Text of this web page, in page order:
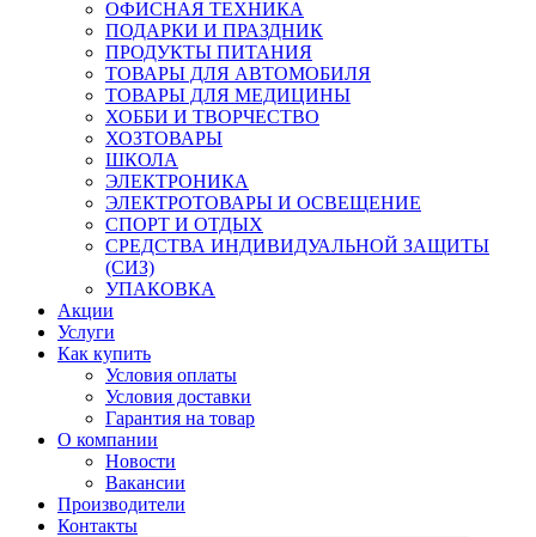
ОФИСНАЯ ТЕХНИКА
ПОДАРКИ И ПРАЗДНИК
ПРОДУКТЫ ПИТАНИЯ
ТОВАРЫ ДЛЯ АВТОМОБИЛЯ
ТОВАРЫ ДЛЯ МЕДИЦИНЫ
ХОББИ И ТВОРЧЕСТВО
ХОЗТОВАРЫ
ШКОЛА
ЭЛЕКТРОНИКА
ЭЛЕКТРОТОВАРЫ И ОСВЕЩЕНИЕ
СПОРТ И ОТДЫХ
СРЕДСТВА ИНДИВИДУАЛЬНОЙ ЗАЩИТЫ
(СИЗ)
УПАКОВКА
Акции
Услуги
Как купить
Условия оплаты
Условия доставки
Гарантия на товар
О компании
Новости
Вакансии
Производители
Контакты